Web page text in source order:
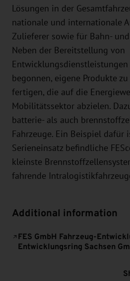
Lösungen in der
nationale und internationale
Zulieferer sowie für Bahn-
Neben der Bereitstellung von
Entwicklungsdienstleistungen
begonnen, eigene Produkte
fertigen, die auf die
Mobilitätssektor abzielen.
batterie- als auch
Fahrzeuge. Ein Beispiel dafür
Serieneinsatz befindliche
kleinste
fahrende
Additional information
FES GmbH Fahrzeug-
Entwicklungsring Sachsen